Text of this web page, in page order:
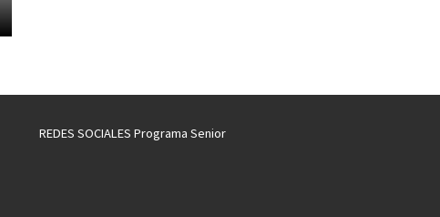
REDES SOCIALES Programa Senior